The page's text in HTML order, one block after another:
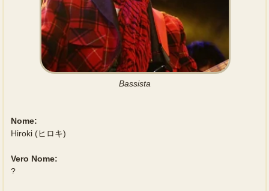
Bassista
Nome:
Hiroki (ヒロキ)
Vero Nome:
?